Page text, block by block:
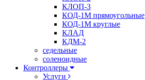
КЛОП-3
КОД-1М прямоугольные
КОД-1М круглые
КЛАД
КДМ-2
седельные
соленоидные
Контроллеры
Услуги